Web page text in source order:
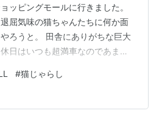
ッピングモールに行きました。
屈気味の猫ちゃんたちに何か面
ろうと。 田舎にありがちな巨大
日はいつも超満車なのであまり
会でうちに来てくれることにな
直後とあって、まだまだ駐車場
我が田舎県はこのスーパーのお
#猫じゃらし